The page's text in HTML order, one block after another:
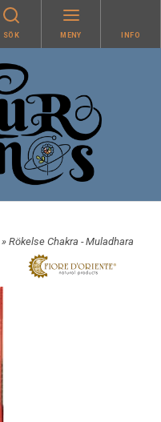
SÖK MENY INFO
» Rökelse Chakra - Muladhara